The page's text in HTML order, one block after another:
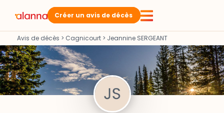
Créer un avis de décès
Avis de décès > Cagnicourt > Jeannine SERGEANT